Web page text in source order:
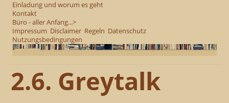
Einladung und worum es geht
Kontakt
Büro - aller Anfang...>
Impressum Disclaimer Regeln Datenschutz
Nutzungsbedingungen
2.6. Greytalk